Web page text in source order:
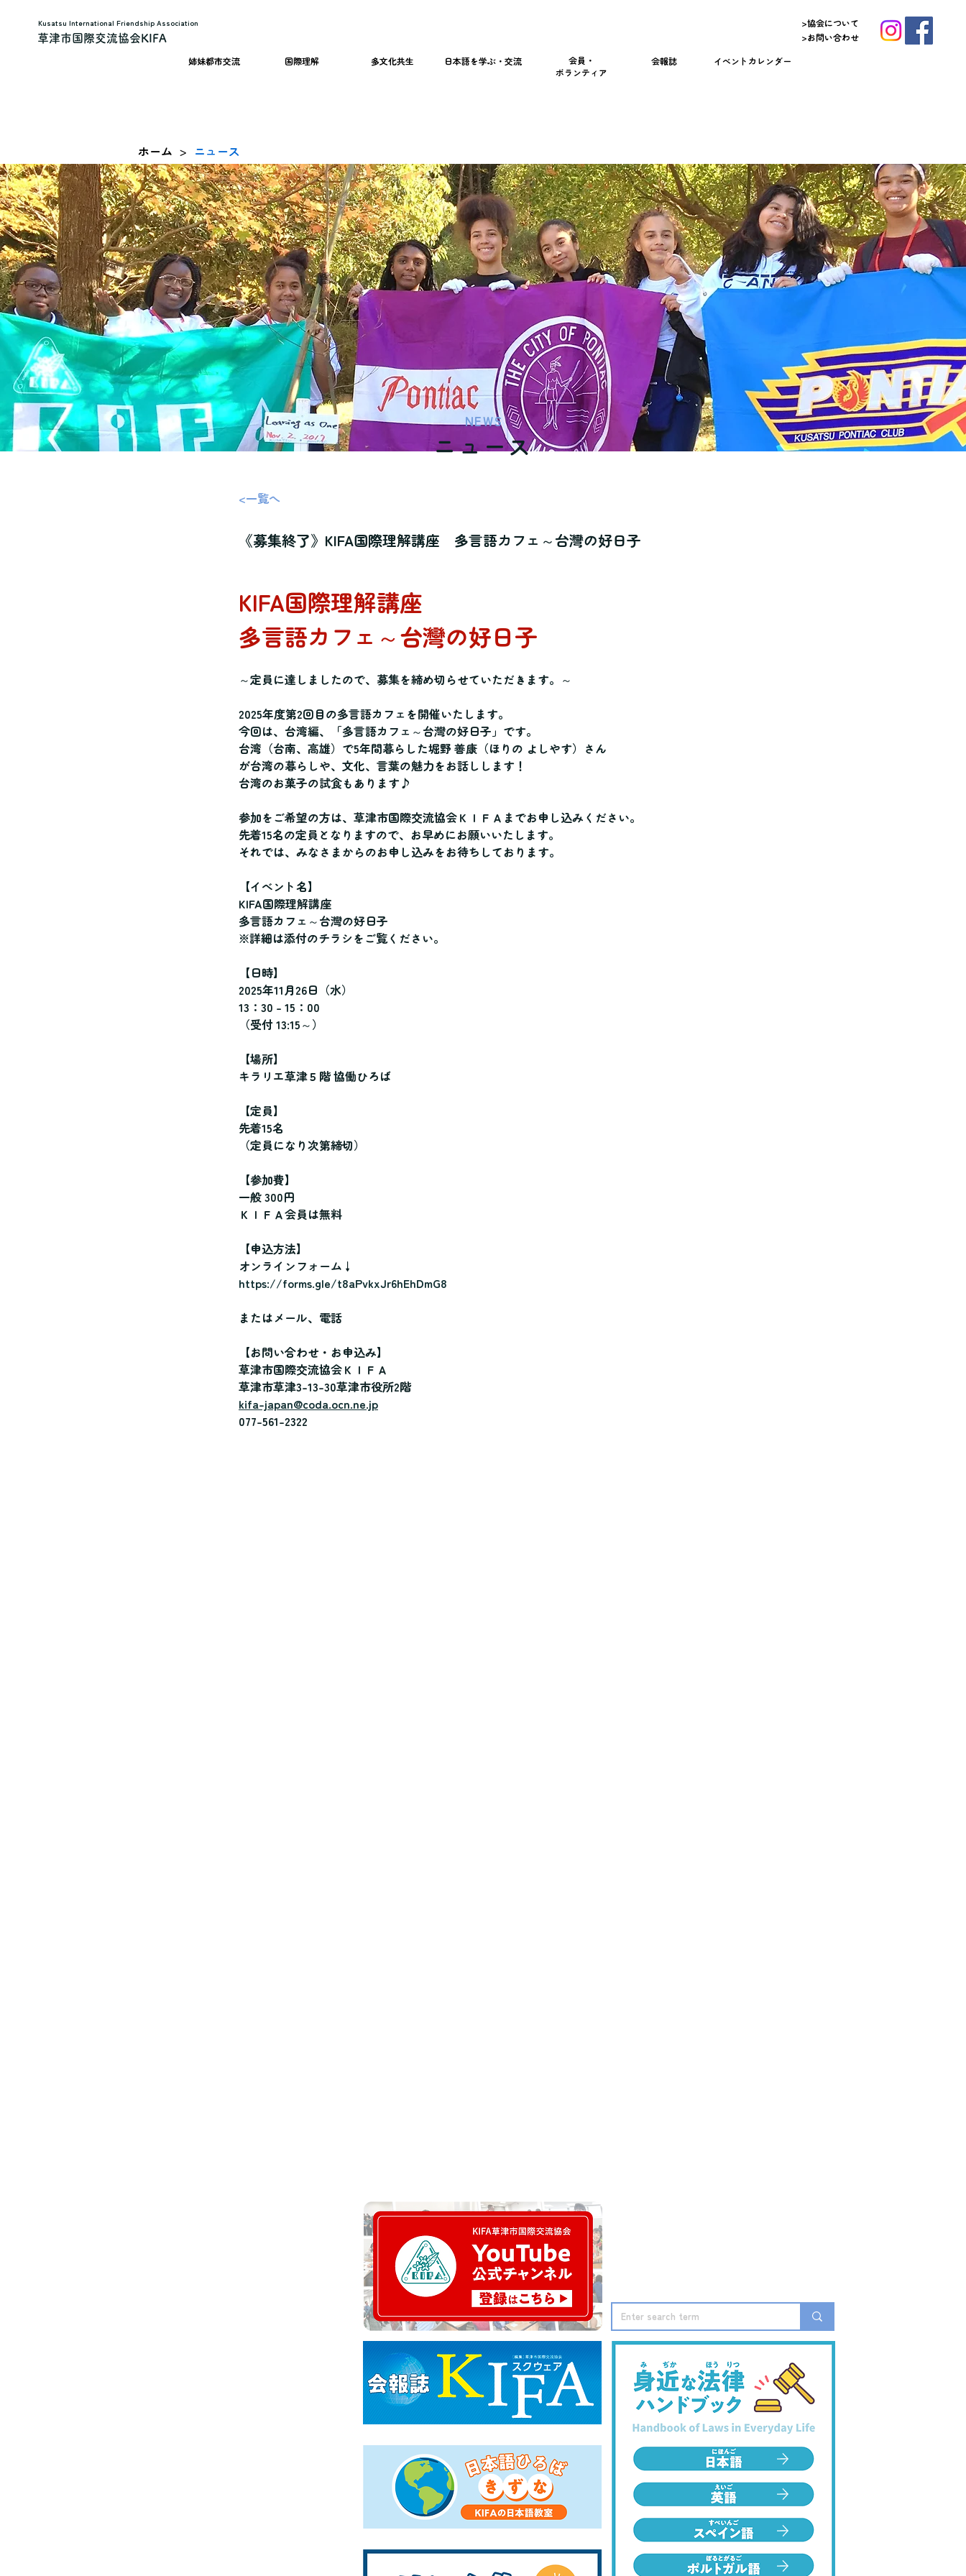
Kusatsu International Friendship Association
草津市国際交流協会KIFA
姉妹都市交流 国際理解 多文化共生 ​日本語を学ぶ・交流
会員・
ボランティア
​会報誌 イベントカレンダー
>協会について
>お問い合わせ
ホーム > ニュース
NEWS
​ニュース
<一覧へ
《募集終了》KIFA国際理解講座 多言語カフェ～台灣の好日子
KIFA国際理解講座
多言語カフェ～台灣の好日子
～定員に達しましたので、募集を締め切らせていただきます。～
2025年度第2回目の多言語カフェを開催いたします。
今回は、台湾編、「多言語カフェ～台灣の好日子」です。
台湾（台南、高雄）で5年間暮らした堀野 善康（ほりの よしやす）さん
が台湾の暮らしや、文化、言葉の魅力をお話しします！
台湾のお菓子の試食もあります♪
参加をご希望の方は、草津市国際交流協会ＫＩＦＡまでお申し込みください。
先着15名の定員となりますので、お早めにお願いいたします。
それでは、みなさまからのお申し込みをお待ちしております。
【イベント名】
KIFA国際理解講座
多言語カフェ～台灣の好日子
※詳細は添付のチラシをご覧ください。
【日時】
2025年11月26日（水）
13：30 – 15：00
（受付 13:15～）
【場所】
キラリエ草津５階 協働ひろば
【定員】
先着15名
（定員になり次第締切）
【参加費】
一般 300円
ＫＩＦＡ会員は無料
【申込方法】
オンラインフォーム↓
https://forms.gle/t8aPvkxJr6hEhDmG8
またはメール、電話
【お問い合わせ・お申込み】
草津市国際交流協会ＫＩＦＡ
草津市草津3-13-30草津市役所2階
kifa-japan@coda.ocn.ne.jp
077-561-2322